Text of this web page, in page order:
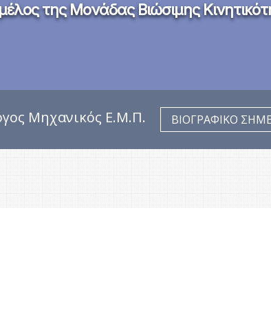
μέλος της Μονάδας Βιώσιμης
Μηχανικός Ε.Μ.Π. ΒΙΟΓΡΑΦΙΚΟ